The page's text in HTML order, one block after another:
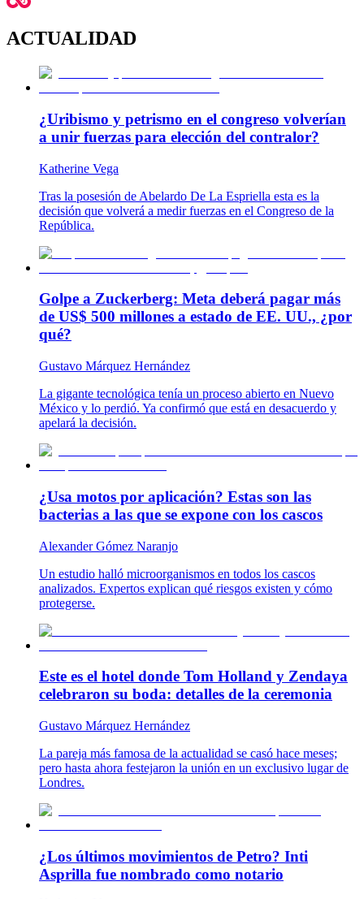
ACTUALIDAD
¿Uribismo y petrismo en el congreso volverían
a unir fuerzas para elección del contralor?
Katherine Vega
Tras la posesión de Abelardo De La Espriella esta es la
decisión que volverá a medir fuerzas en el Congreso de la
República.
Golpe a Zuckerberg: Meta deberá pagar más
de US$ 500 millones a estado de EE. UU., ¿por
qué?
Gustavo Márquez Hernández
La gigante tecnológica tenía un proceso abierto en Nuevo
México y lo perdió. Ya confirmó que está en desacuerdo y
apelará la decisión.
¿Usa motos por aplicación? Estas son las
bacterias a las que se expone con los cascos
Alexander Gómez Naranjo
Un estudio halló microorganismos en todos los cascos
analizados. Expertos explican qué riesgos existen y cómo
protegerse.
Este es el hotel donde Tom Holland y Zendaya
celebraron su boda: detalles de la ceremonia
Gustavo Márquez Hernández
La pareja más famosa de la actualidad se casó hace meses;
pero hasta ahora festejaron la unión en un exclusivo lugar de
Londres.
¿Los últimos movimientos de Petro? Inti
Asprilla fue nombrado como notario